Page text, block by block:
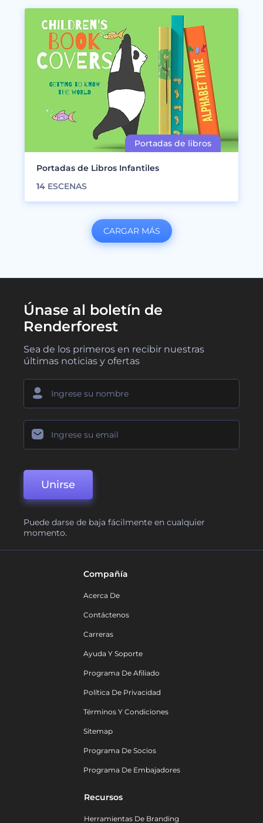
Portadas de Libros Infantiles
14 ESCENAS
CARGAR MÁS
Únase al boletín de
Renderforest
Sea de los primeros en recibir nuestras
últimas noticias y ofertas
Unirse
Puede darse de baja fácilmente en cualquier
momento.
Compañía
Acerca De
Contáctenos
Carreras
Ayuda Y Soporte
Programa De Afiliado
Política De Privacidad
Términos Y Condiciones
Sitemap
Programa De Socios
Programa De Embajadores
Recursos
Herramientas De Branding